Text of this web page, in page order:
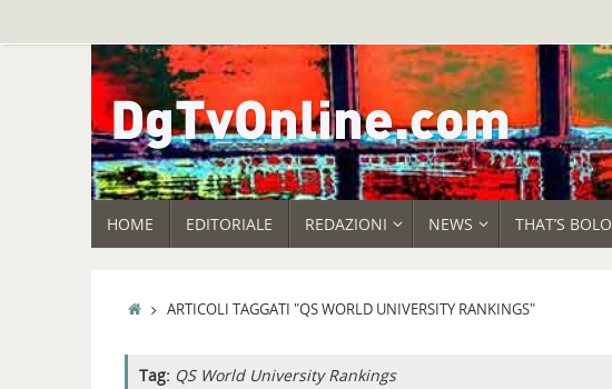
HOME EDITORIALE REDAZIONI NEWS THAT’S
HOMEARTICOLI TAGGATI "QS WORLD UNIVERSITY RANKINGS"
Tag: QS World University Rankings